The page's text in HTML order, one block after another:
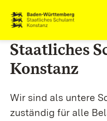
Zum Inhalt springen
Link zur Startseite
Staatliches
Konstanz
Wir sind als untere
zuständig für alle